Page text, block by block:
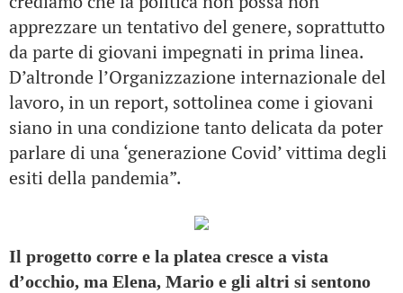
apprezzare un tentativo del genere, soprattutto
da parte di giovani impegnati in prima linea.
D’altronde l’Organizzazione internazionale del
lavoro, in un report, sottolinea come i giovani
siano in una condizione tanto delicata da poter
parlare di una ‘generazione Covid’ vittima degli
esiti della pandemia”.
Il progetto corre e la platea cresce a vista
d’occhio, ma Elena, Mario e gli altri si sentono